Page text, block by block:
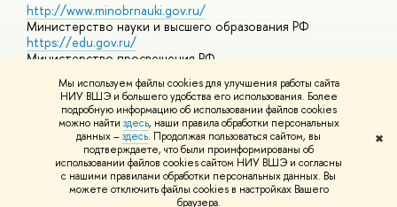
Мы используем файлы cookies для улучшения работы сайта
НИУ ВШЭ и большего удобства его использования. Более
подробную информацию об использовании файлов cookies
можно найти здесь, наши правила обработки персональных
данных –здесь. Продолжая пользоваться сайтом, вы
подтверждаете, что были проинформированы об
использовании файлов cookies сайтом НИУ ВШЭ и согласны
с нашими правилами обработки персональных данных. Вы
можете отключить файлы cookies в настройках Вашего
браузера.
✖
http://www.minobrnauki.gov.ru/
Министерство науки и высшего образования РФ
https://edu.gov.ru/
Министерство просвещения РФ
Массовые открытые онлайн-курсы
© НИУ ВШЭ 1993–2026 Адреса и контактыУсловия
использования материалов Политика конфиденциальности
Шрифты HSE Sans и HSE Slab разработаны вШколе дизайна НИУ